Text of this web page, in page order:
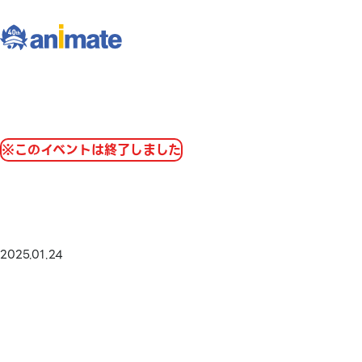
※このイベントは終了しました
2025.01.24